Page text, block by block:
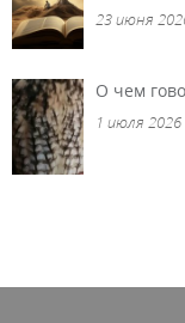
23 июня
О чем
1 июля 2026